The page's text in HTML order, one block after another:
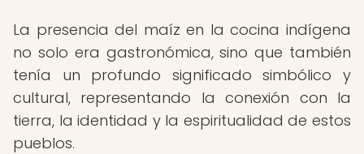
La presencia del maíz en la cocina indígena
no solo era gastronómica, sino que también
tenía un profundo significado simbólico y
cultural, representando la conexión con la
tierra, la identidad y la espiritualidad de estos
pueblos.